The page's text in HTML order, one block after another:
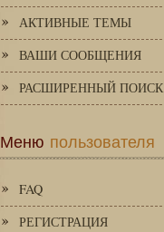
АКТИВНЫЕ ТЕМЫ
ВАШИ СООБЩЕНИЯ
РАСШИРЕННЫЙ ПОИСК
Меню пользователя
FAQ
РЕГИСТРАЦИЯ